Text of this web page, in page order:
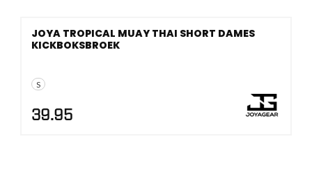
S
JOYA TROPICAL MUAY THAI SHORT DAMES
KICKBOKSBROEK
39.95